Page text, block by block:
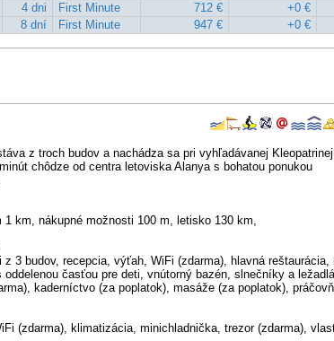
4 dni First Minute 712 € +0 €
8 dní First Minute 947 € +0 €
z troch budov a nachádza sa pri vyhľadávanej Kleopatrinej
chôdze od centra letoviska Alanya s bohatou ponukou
1 km, nákupné možnosti 100 m, letisko 130 km,
z 3 budov, recepcia, výťah, WiFi (zdarma), hlavná reštaurácia,
časťou pre deti, vnútorný bazén, slnečníky a
kaderníctvo (za poplatok), masáže (za poplatok),
(zdarma), klimatizácia, minichladnička, trezor (zdarma),